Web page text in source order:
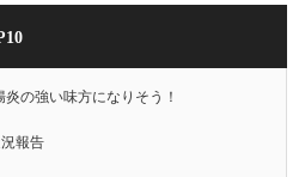
の強い味方になりそう！
報告